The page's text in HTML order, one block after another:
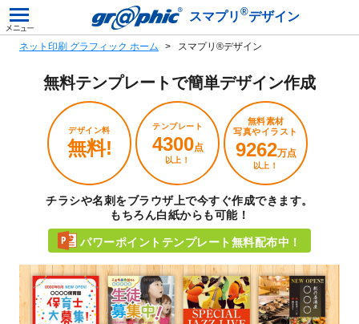
スマプリ ®デザイン
ネット印刷 グラフィック ホーム スマプリ®デザイン
無料テンプレートで簡単デザイン作成
デザイン料
無料!
テンプレート
4300点
以上！
無料素材
写真やイラスト
9262万点
以上！
チラシや名刺をブラウザ上で今すぐ作成できます。
もちろん白紙からも可能！
パワーポイントテンプレート無料配布中！